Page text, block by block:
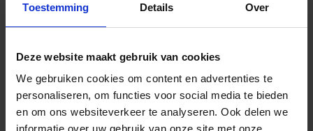
Toestemming Details Over
Deze website maakt gebruik van cookies
We gebruiken cookies om content en advertenties te
personaliseren, om functies voor social media te bieden
en om ons websiteverkeer te analyseren. Ook delen we
informatie over uw gebruik van onze site met onze
ParquetvinylNakuru
PVC Synchrone houtstructuur Rigid Click Plank 184,2x23cm
Aan winkelmand toevoegen
Wordt voor je besteld